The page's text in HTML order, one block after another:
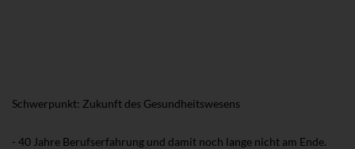
Schwerpunkt: Zukunft des Gesundheitswesens
- 40 Jahre Berufserfahrung und damit noch lange nicht am Ende.